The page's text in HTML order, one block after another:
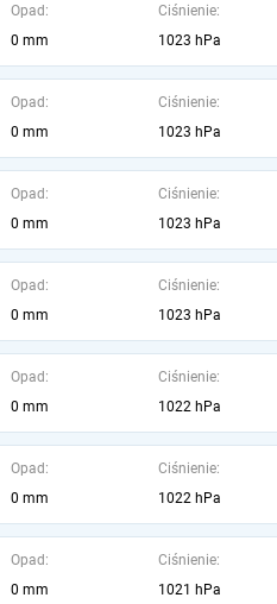
Opad:
0 mm
Ciśnienie:
1023 hPa
Opad:
0 mm
Ciśnienie:
1023 hPa
Opad:
0 mm
Ciśnienie:
1023 hPa
Opad:
0 mm
Ciśnienie:
1023 hPa
Opad:
0 mm
Ciśnienie:
1022 hPa
Opad:
0 mm
Ciśnienie:
1022 hPa
Opad:
0 mm
Ciśnienie:
1021 hPa